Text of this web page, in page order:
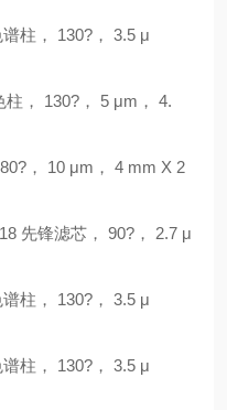
柱， 130? ， 3.5 μ
， 130? ， 5 μm ， 4.
80? ， 10 μm ， 4 mm X 2
先锋滤芯， 90? ， 2.7 μ
柱， 130? ， 3.5 μ
柱， 130? ， 3.5 μ